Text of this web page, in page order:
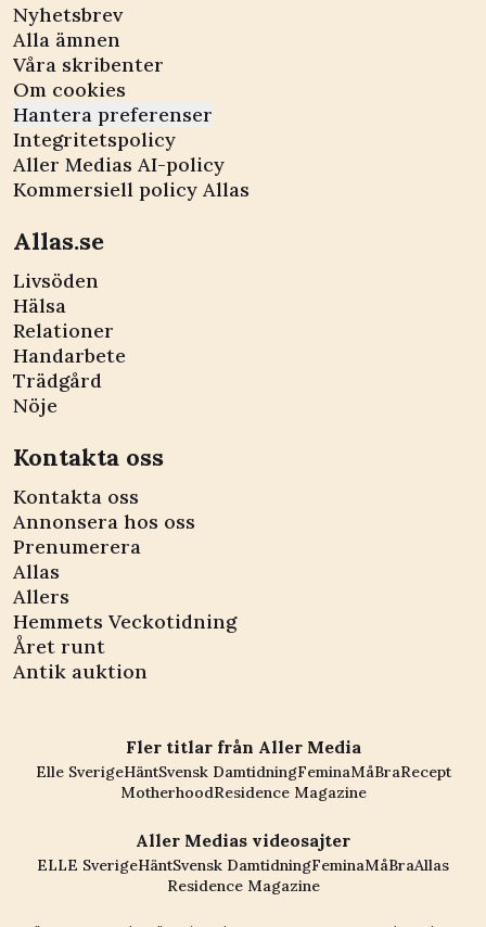
Nyhetsbrev
Alla ämnen
Våra skribenter
Om cookies
Hantera preferenser
Integritetspolicy
Aller Medias AI-policy
Kommersiell policy Allas
Allas.se
Livsöden
Hälsa
Relationer
Handarbete
Trädgård
Nöje
Kontakta oss
Kontakta oss
Annonsera hos oss
Prenumerera
Allas
Allers
Hemmets Veckotidning
Året runt
Antik auktion
Fler titlar från Aller Media
Elle SverigeHäntSvensk DamtidningFeminaMåBraRecept
MotherhoodResidence Magazine
Aller Medias videosajter
ELLE SverigeHäntSvensk DamtidningFeminaMåBraAllas
Residence Magazine